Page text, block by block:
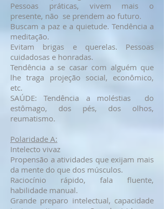
Pessoas práticas, vivem mais o
presente, não se prendem ao futuro.
Buscam a paz e a quietude. Tendência a
meditação.
Evitam brigas e querelas. Pessoas
cuidadosas e honradas.
Tendência a se casar com alguém que
lhe traga projeção social, econômico,
etc.
SAÚDE: Tendência a moléstias do
estômago, dos pés, dos olhos,
reumatismo.
Polaridade A:
Intelecto vivaz
Propensão a atividades que exijam mais
da mente do que dos músculos.
Raciocínio rápido, fala fluente,
habilidade manual.
Grande preparo intelectual, capacidade